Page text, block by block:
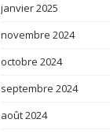
janvier 2025
novembre 2024
octobre 2024
septembre 2024
août 2024